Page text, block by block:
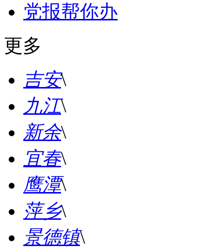
党报帮你办
更多
吉安\
九江\
新余\
宜春\
鹰潭\
萍乡\
景德镇\